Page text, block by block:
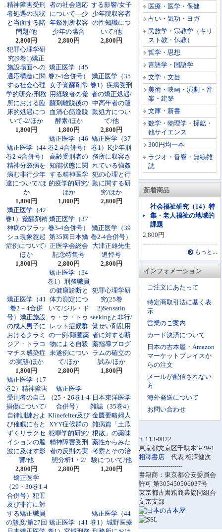
医療・医学・保健
占い・気功・ヨガ
民族学・宗教学（キリ
スト教・仏教）
哲学・思想
言語学・国語学
文学・文芸
美術・映画・演劇・音
楽・建築
文庫・新書
数学・物理学・採鉱・
他サイエンス
300円均一本
ラジオ・音響・無線雑
誌
新着商品
社会福祉研究（14）特
集・老人福祉の地域的
課題
2,800円
もっと...
インフォメーション
ご注文にあたって
特定商取引法に基く表
示
営業のご案内
カード決済について
日本の古本屋・Amazon
マーケットプレイスか
らの注文
メールが配信されない
方
海外発送について
お問い合わせ
〒113-0022
東京都文京区千駄木3-29-1
相澤書店 代表 相澤健次
----------------------
書籍商：東京都公安委員会
許可 第305450506037号
東京都古書籍商業協同組合
文京支部
精神障害受刑
者処遇の現状
と当面する諸
問題/他
2,800円
者の社会適応
について―少
年鑑別所収容
少年の場合
2,800円
する影響/女子
少年院収容者
の性知識につ
いて/他
2,800円
犯罪心理学研
究(9巻1)矯正
施設場面への
適応構造に関
する社会心理
学的研究/刑務
所における臨
床的処遇につ
いて-2/ほか
1,800円
矯正医学（45
巻2-4合併号）
女子覚醒剤常
用経験者の覚
醒剤離脱後の
血清心筋逸脱
酵素/ほか
1,800円
矯正医学（35
巻1）疾病受刑
者の矯正処遇/
中高年者の運
動処方につい
て/他
2,800円
矯正医学（44
巻2-4合併号）
精神分裂病を
病む非行少年
達について/ほ
か
1,800円
矯正医学（46
巻2-4合併号）
高齢受刑者の
知能状態に関
する精神医学
的疫学的研究/
ほか
1,800円
矯正医学（37
巻1）K少年刑
務所に収容さ
れている強姦
犯の心理と行
動に関する研
究/ほか
2,800円
矯正医学（42
巻1）覚醒剤精
神病のフラッ
シュ現象惹起
症例について/
ほか
1,800円
矯正医学（37
巻3-4合併号）
第35回日本矯
正医学会総会
記念特集号
2,800円
矯正医学（39
巻2-4合併号）
大津正雄先生
追悼号
2,800円
矯正医学（41
巻2－4合併
号）矯正施設
の成人男子に
おけるクラミ
ジア・トラコ
マチス感染症
の実態/ほか
1,800円
矯正医学（34
巻1）刑務職員
の健康診断と
体力測定につ
いて/ジル・ド
ゥ・ラ・トゥ
レット症候群
の一例/隠匿薬
物による自殺
未遂例につい
て/ほか
2,800円
犯罪心理学研
究(25巻
2)Sensatin
seekingと非行/
覚せい剤乱用
者に対する断
薬指導プログ
ラムの確立の
試み/ほか
1,800円
矯正医学（17
巻2）精神障害
受刑者の自己
損傷について/
自律訓練およ
び催眠にもと
ずくリラクセ
イションの脳
波に及ぼす影
響/他
2,800円
矯正医学
（25・26巻1-4
合併号）
Klinefelter及び
XYY症候群の
犯罪学的研究/
精神障害受刑
者の反則の実
態分析1・2/
2,800円
日本東洋医学
雑誌（35巻4）
金匱要略婦人
雑病篇「土瓜
根散」の薬味
薬性からみた
考察とその治
験について/他
1,200円
矯正医学
（29・30巻1-4
合併号）犯罪
及び非行に対
する矯正職員
の態度/第27回 矯正医学（41
矯正医学（44
巻1）城野医療